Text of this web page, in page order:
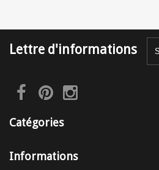
Lettre d'informations
Catégories
Informations